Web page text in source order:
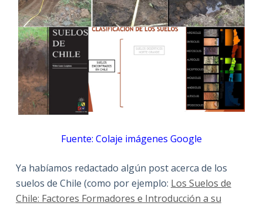
Fuente: Colaje imágenes Google
Ya habíamos redactado algún post acerca de los
suelos de Chile (como por ejemplo: Los Suelos de
Chile: Factores Formadores e Introducción a su